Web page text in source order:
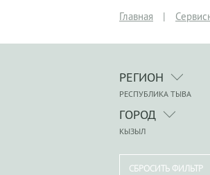
Главная |
РЕГИОН
РЕСПУБЛИКА ТЫВА
ГОРОД
КЫЗЫЛ